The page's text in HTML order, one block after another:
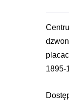
1895-